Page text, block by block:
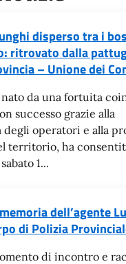
disperso tra i
ritrovato dalla
– Unione dei
da una fortuita
successo grazie alla
degli operatori e alla
territorio, ha
1...
dell’agente
di Polizia
di incontro e